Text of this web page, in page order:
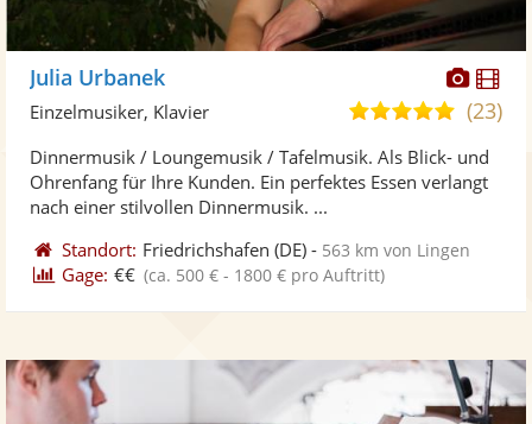
Fotos
Julia Urbanek
5,0
5
Sternen
(23)
Einzelmusiker, Klavier
Dinnermusik / Loungemusik / Tafelmusik. Als Blick- und
Ohrenfang für Ihre Kunden. Ein perfektes Essen verlangt
nach einer stilvollen Dinnermusik. ...
Standort: Friedrichshafen (DE) - 563 km von Lingen
Gage: €€ (ca. 500 € - 1800 € pro Auftritt)